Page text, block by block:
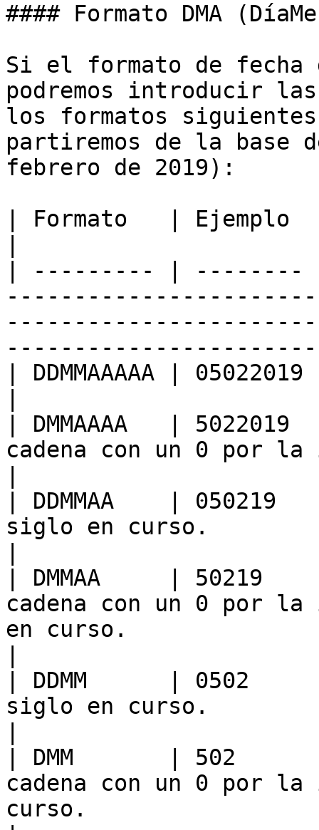
#### Formato DMA
Si el formato de fecha
podremos introducir
los formatos
partiremos de la base
febrero de 2019):
| Formato   | Ejemplo
| --------- |
| DDMMAAAAA |
| DMMAAAA   |
cadena con un 0 por
| DDMMAA    | 050219
siglo en curso.
| DMMAA     | 50219
cadena con un 0 por
en curso.
| DDMM      | 0502
siglo en curso.
| DMM       | 502      |
cadena con un 0 por la
curso.